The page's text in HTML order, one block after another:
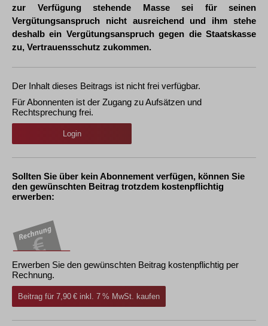
zur Verfügung stehende Masse sei für seinen
Vergütungsanspruch nicht ausreichend und ihm stehe
deshalb ein Vergütungsanspruch gegen die Staatskasse
zu, Vertrauensschutz zukommen.
Der Inhalt dieses Beitrags ist nicht frei verfügbar.
Für Abonnenten ist der Zugang zu Aufsätzen und
Rechtsprechung frei.
Login
Sollten Sie über kein Abonnement verfügen, können Sie
den gewünschten Beitrag trotzdem kostenpflichtig
erwerben:
Erwerben Sie den gewünschten Beitrag kostenpflichtig per
Rechnung.
Beitrag für 7,90 € inkl. 7 % MwSt. kaufen